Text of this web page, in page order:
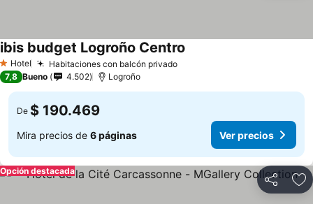
1 Estrellas
Hotel Habitaciones con balcón privadoVer precios
ibis budget Logroño Centro
7,8 Bueno 4.502 Logroño
De $ 190.469
Mira precios de 6 páginas Ver precios
Compartir
Opción destacada